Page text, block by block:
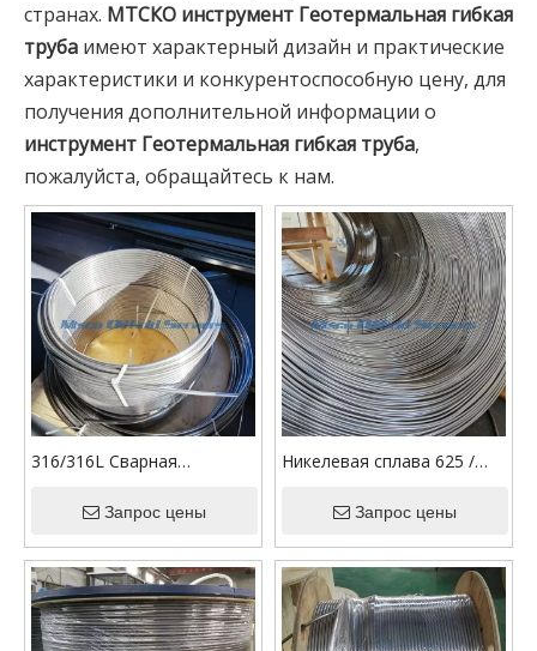
странах. МТСКО инструмент Геотермальная гибкая
труба имеют характерный дизайн и практические
характеристики и конкурентоспособную цену, для
получения дополнительной информации о
инструмент Геотермальная гибкая труба,
пожалуйста, обращайтесь к нам.
316/316L Сварная
нержавеющей стали для
геотермальных
применениях
Запрос цены
Никелевая сплава 625 /
трубки для применений
Запрос цены